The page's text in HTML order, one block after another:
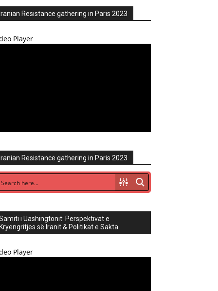
Resistance gathering in Paris 2023
Player
Resistance gathering in Paris 2023
i Uashingtonit: Perspektivat e
së Iranit & Politikat e Sakta
Player